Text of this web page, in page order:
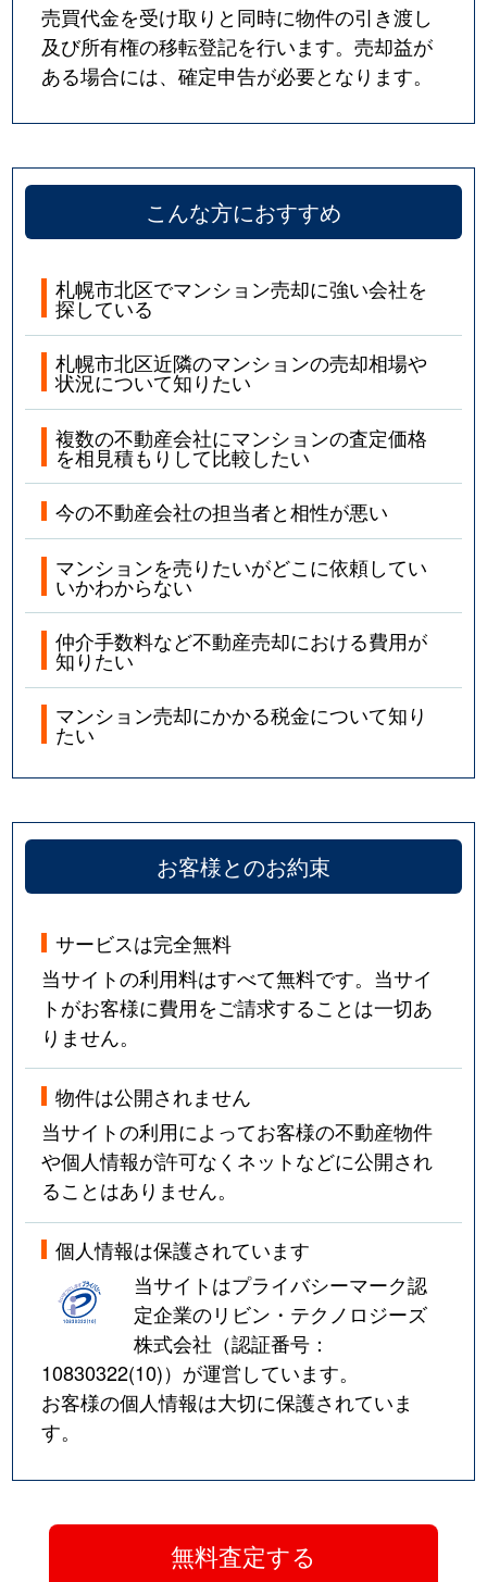
売買代金を受け取りと同時に物件の引き渡し
及び所有権の移転登記を行います。売却益が
ある場合には、確定申告が必要となります。
こんな方におすすめ
札幌市北区でマンション売却に強い会社を
探している
札幌市北区近隣のマンションの売却相場や
状況について知りたい
複数の不動産会社にマンションの査定価格
を相見積もりして比較したい
今の不動産会社の担当者と相性が悪い
マンションを売りたいがどこに依頼してい
いかわからない
仲介手数料など不動産売却における費用が
知りたい
マンション売却にかかる税金について知り
たい
お客様とのお約束
サービスは完全無料
当サイトの利用料はすべて無料です。当サイ
トがお客様に費用をご請求することは一切あ
りません。
物件は公開されません
当サイトの利用によってお客様の不動産物件
や個人情報が許可なくネットなどに公開され
ることはありません。
個人情報は保護されています
当サイトはプライバシーマーク認
定企業のリビン・テクノロジーズ
株式会社（認証番号：
10830322(10)）が運営しています。
お客様の個人情報は大切に保護されていま
す。